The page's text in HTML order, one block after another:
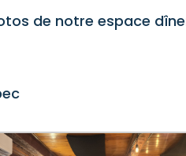
de notre espace